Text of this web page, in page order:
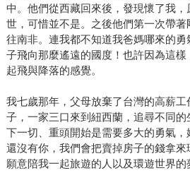
中。他們從西藏回來後，發現懷了我
世，可惜並不是。之後他們第一次帶
往南非。連我都不知道我爸媽哪來的
子飛向那麼遙遠的國度！也許因為這
起飛與降落的感覺。
我七歲那年，父母放棄了台灣的高薪
子，一家三口來到紐西蘭，追尋不同
下一切、重頭開始是需要多大的勇氣
還沒有你，我們會把賣掉房子的錢拿來
願意陪我一起旅遊的人以及環遊世界的